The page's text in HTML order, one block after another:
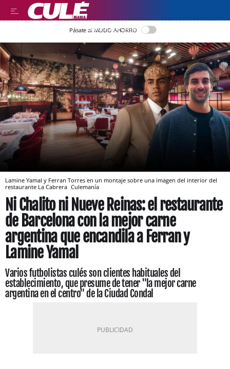
LLEGIR EN CATALÀ
Pásate al MODO AHORRO
Lamine Yamal y Ferran Torres en un montaje sobre una imagen del interior del
restaurante La Cabrera Culemanía
Ni Chalito ni Nueve Reinas: el restaurante
de Barcelona con la mejor carne
argentina que encandila a Ferran y
Lamine Yamal
Varios futbolistas culés son clientes habituales del
establecimiento, que presume de tener "la mejor carne
argentina en el centro" de la Ciudad Condal